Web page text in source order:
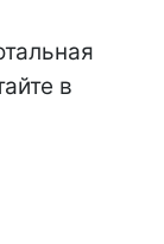
в